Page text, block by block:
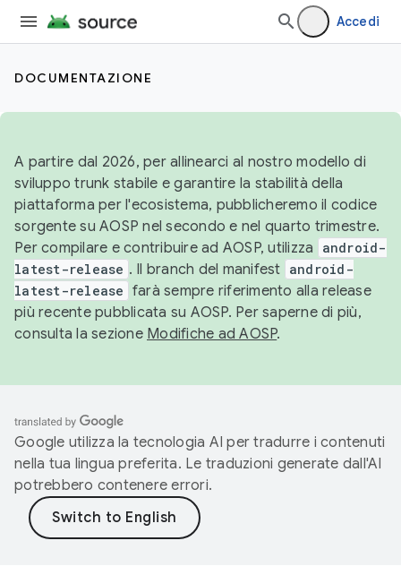
Accedi
DOCUMENTAZIONE
A partire dal 2026, per allinearci al nostro modello di
sviluppo trunk stabile e garantire la stabilità della
piattaforma per l'ecosistema, pubblicheremo il codice
sorgente su AOSP nel secondo e nel quarto trimestre.
Per compilare e contribuire ad AOSP, utilizza
android-
latest-release . Il branch del manifest android-
latest-release farà sempre riferimento alla release
più recente pubblicata su AOSP. Per saperne di più,
consulta la sezione Modifiche ad AOSP.
Google utilizza la tecnologia AI per tradurre i contenuti
nella tua lingua preferita. Le traduzioni generate dall'AI
potrebbero contenere errori.